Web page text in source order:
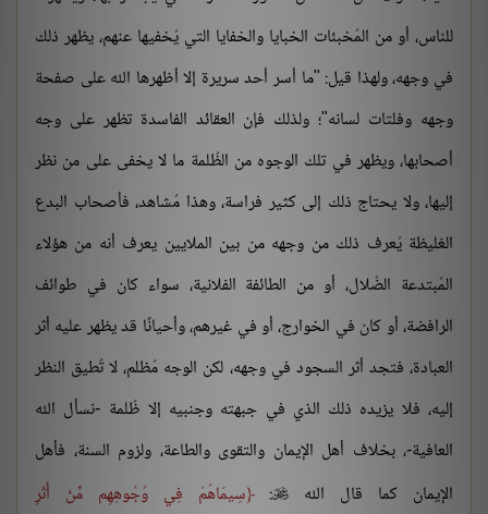
للناس، أو من المُخبئات الخبايا والخفايا التي يُخفيها عنهم، يظهر ذلك
في وجهه، ولهذا قيل: "ما أسر أحد سريرة إلا أظهرها الله على صفحة
وجهه وفلتات لسانه"؛ ولذلك فإن العقائد الفاسدة تظهر على وجه
أصحابها، ويظهر في تلك الوجوه من الظُلمة ما لا يخفى على من نظر
إليها، ولا يحتاج ذلك إلى كثير فراسة، وهذا مُشاهد، فأصحاب البدع
الغليظة يُعرف ذلك من وجهه من بين الملايين يعرف أنه من هؤلاء
المُبتدعة الضُلال، أو من الطائفة الفلانية، سواء كان في طوائف
الرافضة، أو كان في الخوارج، أو في غيرهم، وأحيانًا قد يظهر عليه أثر
العبادة، فتجد أثر السجود في وجهه، لكن الوجه مُظلم، لا تُطيق النظر
إليه، فلا يزيده ذلك الذي في جبهته وجنبيه إلا ظُلمة -نسأل الله
العافية-، بخلاف أهل الإيمان والتقوى والطاعة، ولزوم السنة، فأهل
الإيمان كما قال الله

: سِيمَاهُمْ فِي وُجُوهِهِم مِّنْ أَثَرِ